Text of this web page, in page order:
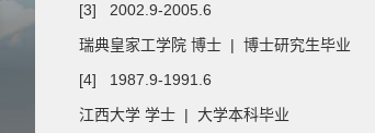
[3] 2002.9-2005.6
瑞典皇家工学院 博士 | 博士研究生毕业
[4] 1987.9-1991.6
江西大学 学士 | 大学本科毕业